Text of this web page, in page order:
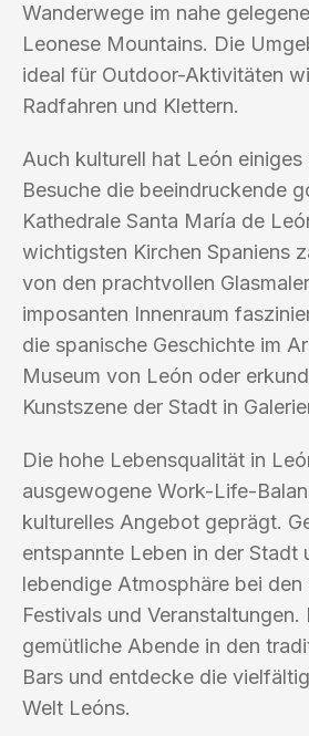
Wanderwege im nahe
Leonese Mountains. Die
ideal für Outdoor-Aktivitäten
Radfahren und Klettern.
Auch kulturell hat León einiges
Besuche die beeindruckende
Kathedrale Santa María de
wichtigsten Kirchen Spaniens
von den prachtvollen
imposanten Innenraum
die spanische Geschichte im
Museum von León oder
Kunstszene der Stadt in
Die hohe Lebensqualität in
ausgewogene Work-Life-
kulturelles Angebot geprägt.
entspannte Leben in der Stadt
lebendige Atmosphäre bei den
Festivals und Veranstaltungen.
gemütliche Abende in den
Bars und entdecke die
Welt Leóns.